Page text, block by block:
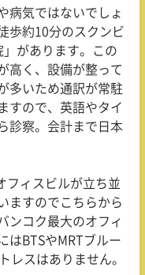
病気ではないでしょ
歩約10分のスクンビ
があります。この
高く、設備が整って
多いため通訳が常駐
すので、英語やタイ
診察。会計まで日本
フィスビルが立ち並
ますのでこちらから
ンコク最大のオフィ
は BTSやMRTブルー
レスはありません。